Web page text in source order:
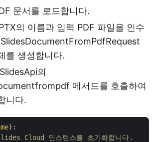
문서를 로드합니다.
의 이름과 입력 PDF 파일을 인수
를 생성합니다.
의
메서드를 호출하여
니다.
):
Cloud 인스턴스를 초기화합니다.